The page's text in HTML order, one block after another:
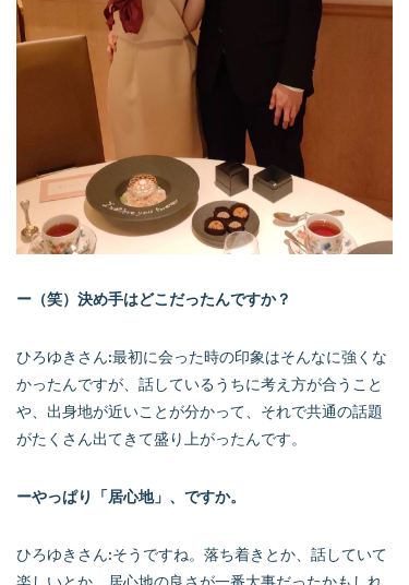
ー（笑）決め手はどこだったんですか？
ひろゆきさん:最初に会った時の印象はそんなに強くな
かったんですが、話しているうちに考え方が合うこと
や、出身地が近いことが分かって、それで共通の話題
がたくさん出てきて盛り上がったんです。
ーやっぱり「居心地」、ですか。
ひろゆきさん:そうですね。落ち着きとか、話していて